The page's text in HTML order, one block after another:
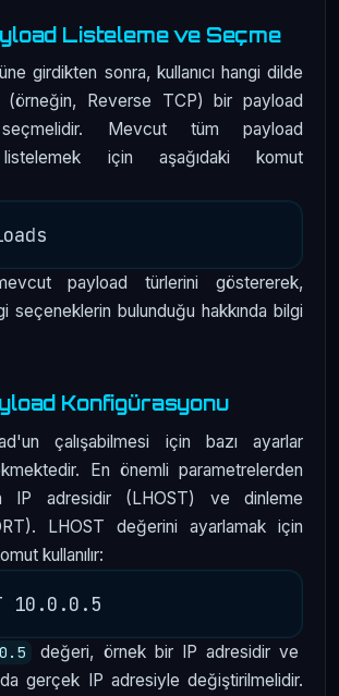
Listeleme ve Seçme
girdikten sonra, kullanıcı hangi dilde
Reverse TCP) bir payload
Mevcut tüm payload
listelemek için aşağıdaki komut
payload türlerini göstererek,
seçeneklerin bulunduğu hakkında bilgi
Konfigürasyonu
çalışabilmesi için bazı ayarlar
En önemli parametrelerden
IP adresidir (LHOST) ve dinleme
LHOST değerini ayarlamak için
kullanılır:
değeri, örnek bir IP adresidir ve
gerçek IP adresiyle değiştirilmelidir.